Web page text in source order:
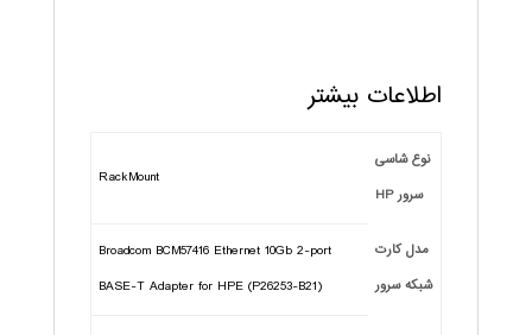
اطلاعات بیشتر
نوع شاسی
سرور HP
RackMount
مدل کارت
شبکه سرور
Broadcom BCM57416 Ethernet 10Gb 2-port
BASE-T Adapter for HPE (P26253-B21)